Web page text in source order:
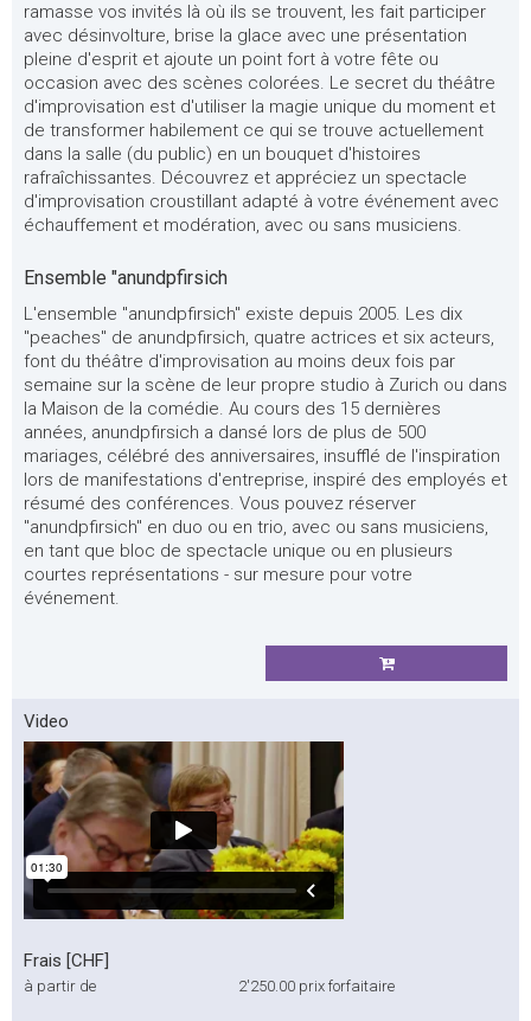
ramasse vos invités là où ils se trouvent, les fait participer
avec désinvolture, brise la glace avec une présentation
pleine d'esprit et ajoute un point fort à votre fête ou
occasion avec des scènes colorées. Le secret du théâtre
d'improvisation est d'utiliser la magie unique du moment et
de transformer habilement ce qui se trouve actuellement
dans la salle (du public) en un bouquet d'histoires
rafraîchissantes. Découvrez et appréciez un spectacle
d'improvisation croustillant adapté à votre événement avec
échauffement et modération, avec ou sans musiciens.
Ensemble "anundpfirsich
L'ensemble "anundpfirsich" existe depuis 2005. Les dix
"peaches" de anundpfirsich, quatre actrices et six acteurs,
font du théâtre d'improvisation au moins deux fois par
semaine sur la scène de leur propre studio à Zurich ou dans
la Maison de la comédie. Au cours des 15 dernières
années, anundpfirsich a dansé lors de plus de 500
mariages, célébré des anniversaires, insufflé de l'inspiration
lors de manifestations d'entreprise, inspiré des employés et
résumé des conférences. Vous pouvez réserver
"anundpfirsich" en duo ou en trio, avec ou sans musiciens,
en tant que bloc de spectacle unique ou en plusieurs
courtes représentations - sur mesure pour votre
événement.
Video
Frais [CHF]
à partir de 2'250.00 prix forfaitaire